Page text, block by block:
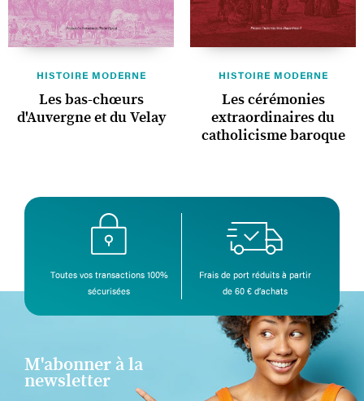
HISTOIRE MODERNE
Les bas-chœurs
d'Auvergne et du Velay
HISTOIRE MODERNE
Les cérémonies
extraordinaires du
catholicisme baroque
Toutes vos transactions 100%
sécurisées
Frais de port réduits à partir
de 60 € d’achats
M'abonner à la
newsletter